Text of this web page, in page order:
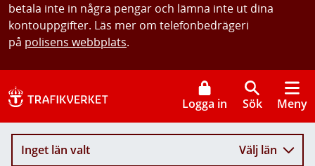
betala inte in några pengar och lämna inte ut dina
kontouppgifter. Läs mer om telefonbedrägeri
på polisens webbplats.
Logga in Sök Meny
Inget län valt Välj län